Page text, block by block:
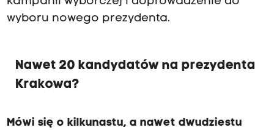
wyboru nowego prezydenta.
Nawet 20 kandydatów na prezydenta
Krakowa?
Mówi się o kilkunastu, a nawet dwudziestu